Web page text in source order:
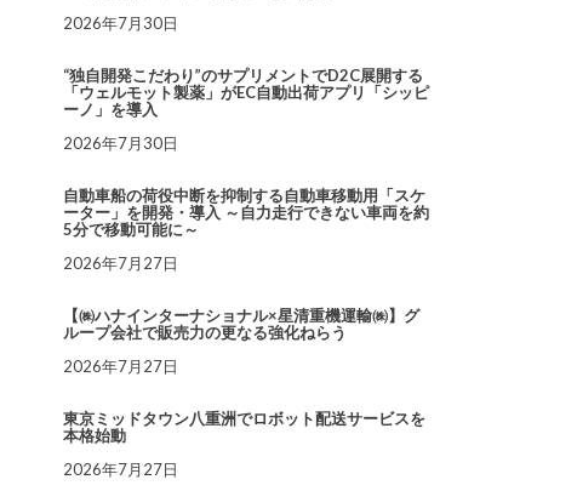
2026年7月30日
“独自開発こだわり”のサプリメントでD2C展開する
「ウェルモット製薬」がEC自動出荷アプリ「シッピ
ーノ」を導入
2026年7月30日
自動車船の荷役中断を抑制する自動車移動用「スケ
ーター」を開発・導入 ～自力走行できない車両を約
5分で移動可能に～
2026年7月27日
【㈱ハナインターナショナル×星清重機運輸㈱】グ
ループ会社で販売力の更なる強化ねらう
2026年7月27日
東京ミッドタウン八重洲でロボット配送サービスを
本格始動
2026年7月27日